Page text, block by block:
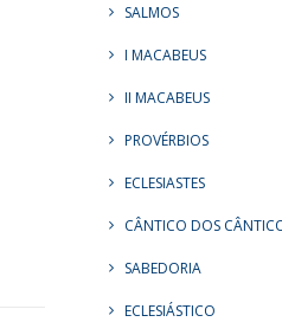
SALMOS
I MACABEUS
II MACABEUS
PROVÉRBIOS
ECLESIASTES
CÂNTICO DOS
SABEDORIA
ECLESIÁSTICO